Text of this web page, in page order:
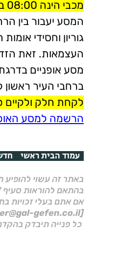
מכבי הינה 08:00 בבוקר, וההזנקה תהיה בשעה 09:00. נקודת הסיום באזור השעה 11:00
המסע יעבור בין
גוריון וחסידי
העצמאות. זאת
מסע אופניים
ברחבי העיר ראשון
לקחת חלק ולקיים
הרשמה למסע
עמוד הבית ראשי
באתר זה עשוי להופיע
בהתאם להוראות סעיף 27א לחוק זכויות יוצרים, התשס"ח–2007.
אם אתם בעלי זכויות
[Manager@gal-gefen.co.il]
כל פנייה תיבדק